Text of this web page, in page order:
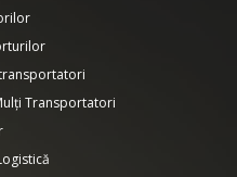
Transportatori